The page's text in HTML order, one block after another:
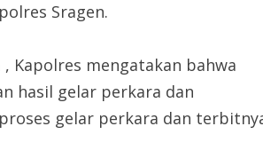
Sragen.
Kapolres mengatakan bahwa
hasil gelar perkara dan
gelar perkara dan